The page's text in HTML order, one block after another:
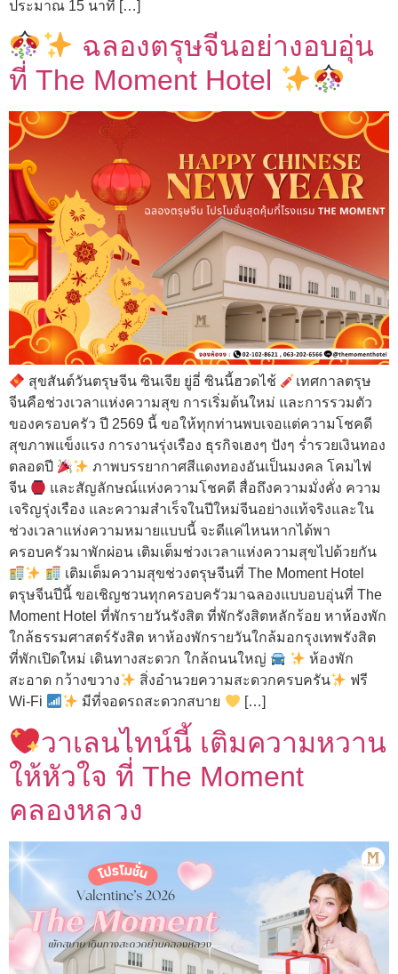
ประมาณ 15 นาที […]
ฉลองตรุษจีนอย่างอบอุ่น
ที่ The Moment Hotel
สุขสันต์วันตรุษจีน ซินเจีย ยู่อี่ ซินนี้ฮวดไช้
เทศกาลตรุษ
จีนคือช่วงเวลาแห่งความสุข การเริ่มต้นใหม่ และการรวมตัว
ของครอบครัว ปี 2569 นี้ ขอให้ทุกท่านพบเจอแต่ความโชคดี
สุขภาพแข็งแรง การงานรุ่งเรือง ธุรกิจเฮงๆ ปังๆ ร่ำรวยเงินทอง
ตลอดปี
ภาพบรรยากาศสีแดงทองอันเป็นมงคล โคมไฟ
จีน
และสัญลักษณ์แห่งความโชคดี สื่อถึงความมั่งคั่ง ความ
เจริญรุ่งเรือง และความสำเร็จในปีใหม่จีนอย่างแท้จริงและใน
ช่วงเวลาแห่งความหมายแบบนี้ จะดีแค่ไหนหากได้พา
ครอบครัวมาพักผ่อน เติมเต็มช่วงเวลาแห่งความสุขไปด้วยกัน
เติมเต็มความสุขช่วงตรุษจีนที่ The Moment Hotel
ตรุษจีนปีนี้ ขอเชิญชวนทุกครอบครัวมาฉลองแบบอบอุ่นที่ The
Moment Hotel ที่พักรายวันรังสิต ที่พักรังสิตหลักร้อย หาห้องพัก
ใกล้ธรรมศาสตร์รังสิต หาห้องพักรายวันใกล้มอกรุงเทพรังสิต
ที่พักเปิดใหม่ เดินทางสะดวก ใกล้ถนนใหญ่
ห้องพัก
สะอาด กว้างขวาง
สิ่งอำนวยความสะดวกครบครัน
ฟรี
Wi-Fi
มีที่จอดรถสะดวกสบาย […]
วาเลนไทน์นี้ เติมความหวาน
ให้หัวใจ ที่ The Moment
คลองหลวง